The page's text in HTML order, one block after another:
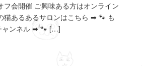
会開催 ご興味ある方はオンライン
猫あるあるサロンはこちら ➡ 🐾 も
ャンネル ➡ 🐾 […]